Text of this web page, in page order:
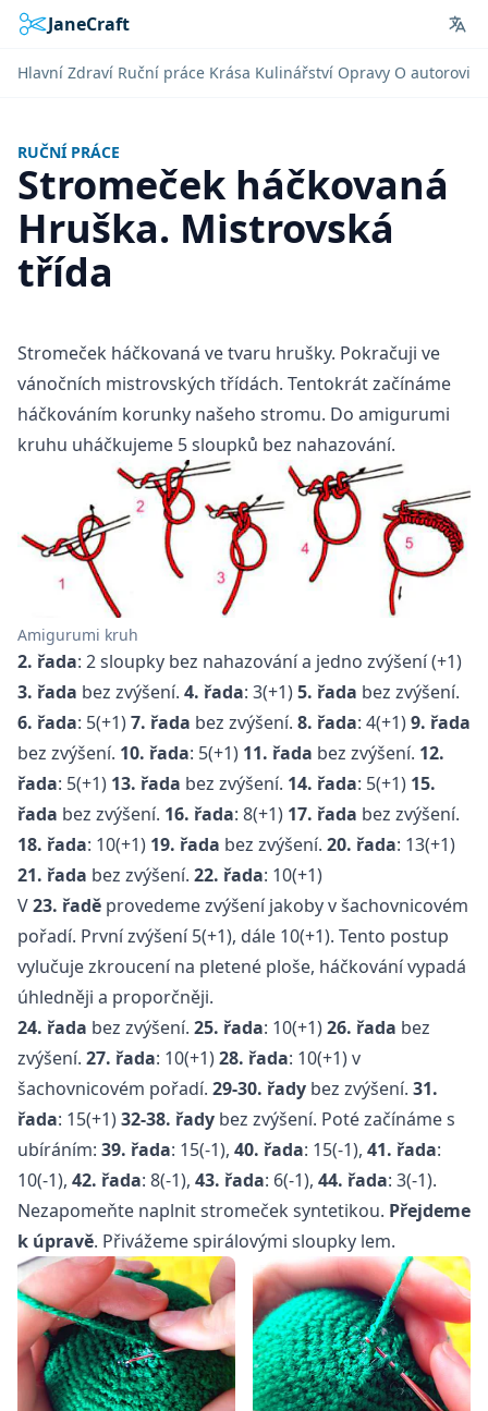
JaneCraft
Hlavní Zdraví Ruční práce Krása Kulinářství Opravy O autorovi
RUČNÍ PRÁCE
Stromeček háčkovaná
Hruška. Mistrovská
třída
Stromeček háčkovaná ve tvaru hrušky. Pokračuji ve
vánočních mistrovských třídách. Tentokrát začínáme
háčkováním korunky našeho stromu. Do amigurumi
kruhu uháčkujeme 5 sloupků bez nahazování.
Amigurumi kruh
2. řada: 2 sloupky bez nahazování a jedno zvýšení (+1)
3. řada bez zvýšení. 4. řada: 3(+1)5. řada bez zvýšení.
6. řada: 5(+1)7. řada bez zvýšení. 8. řada: 4(+1)9. řada
bez zvýšení. 10. řada: 5(+1) 11. řada bez zvýšení. 12.
řada: 5(+1) 13. řada bez zvýšení. 14. řada: 5(+1) 15.
řada bez zvýšení. 16. řada: 8(+1) 17. řada bez zvýšení.
18. řada: 10(+1) 19. řada bez zvýšení. 20. řada: 13(+1)
21. řada bez zvýšení. 22. řada: 10(+1)
V23. řadě provedeme zvýšení jakoby v šachovnicovém
pořadí. První zvýšení 5(+1), dále 10(+1). Tento postup
vylučuje zkroucení na pletené ploše, háčkování vypadá
úhledněji a proporčněji.
24. řada bez zvýšení. 25. řada: 10(+1)26. řada bez
zvýšení. 27. řada: 10(+1)28. řada: 10(+1) v
šachovnicovém pořadí. 29-30. řady bez zvýšení. 31.
řada: 15(+1)32-38. řady bez zvýšení. Poté začínáme s
ubíráním: 39. řada: 15(-1), 40. řada: 15(-1), 41. řada:
10(-1), 42. řada: 8(-1), 43. řada: 6(-1), 44. řada: 3(-1).
Nezapomeňte naplnit stromeček syntetikou. Přejdeme
k úpravě. Přivážeme spirálovými sloupky lem.